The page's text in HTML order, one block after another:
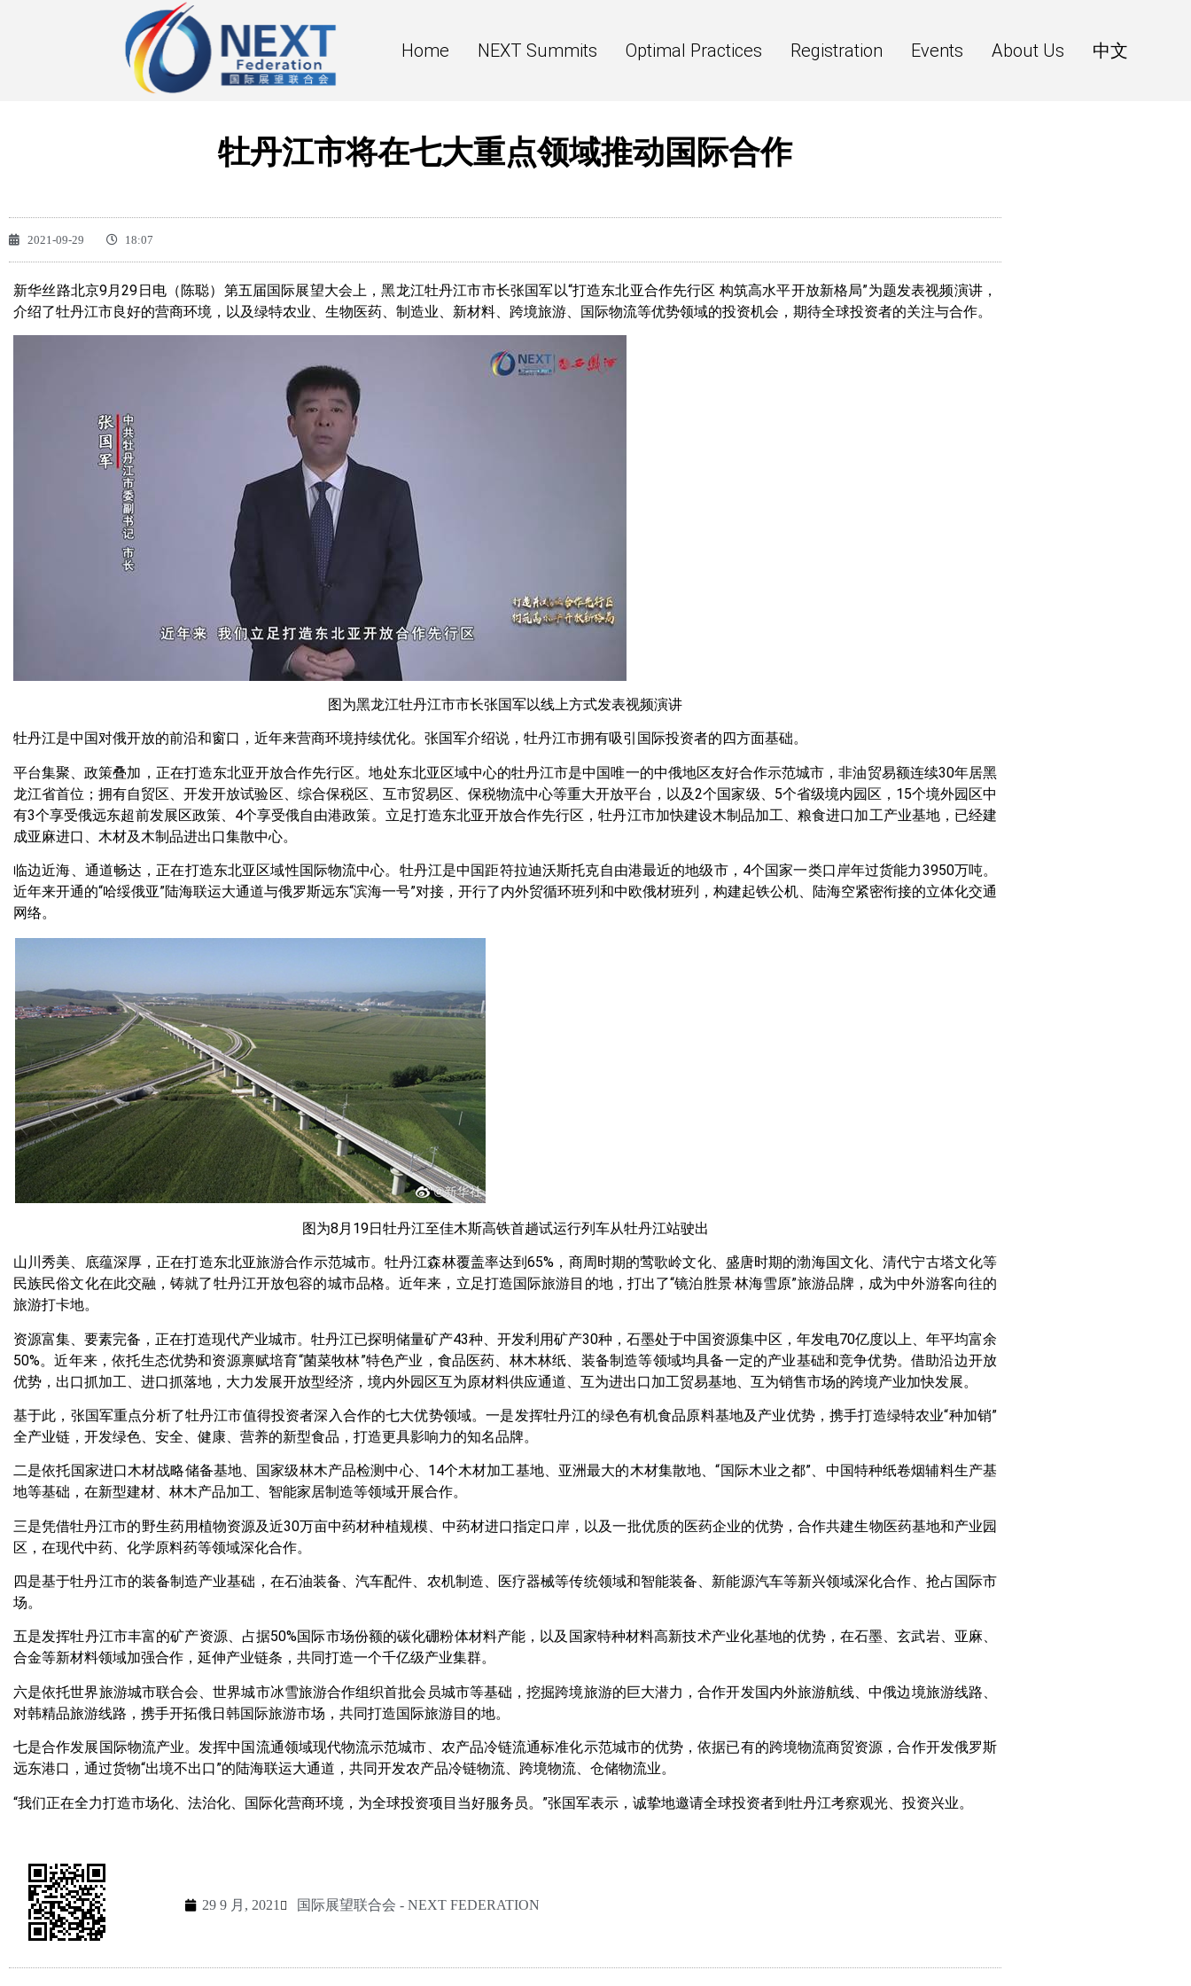
Home NEXT Summits Optimal Practices Registration Events About Us 中文
牡丹江市将在七大重点领域推动国际合作
2021-09-29 18:07
新华丝路北京9月29日电（陈聪）第五届国际展望大会上，黑龙江牡丹江市市长张国军以“打造东北亚合作先行区 构筑高水平开放新格局”为题发表视频演讲，
介绍了牡丹江市良好的营商环境，以及绿特农业、生物医药、制造业、新材料、跨境旅游、国际物流等优势领域的投资机会，期待全球投资者的关注与合作。
图为黑龙江牡丹江市市长张国军以线上方式发表视频演讲
牡丹江是中国对俄开放的前沿和窗口，近年来营商环境持续优化。张国军介绍说，牡丹江市拥有吸引国际投资者的四方面基础。
平台集聚、政策叠加，正在打造东北亚开放合作先行区。地处东北亚区域中心的牡丹江市是中国唯一的中俄地区友好合作示范城市，非油贸易额连续30年居黑
龙江省首位；拥有自贸区、开发开放试验区、综合保税区、互市贸易区、保税物流中心等重大开放平台，以及2个国家级、5个省级境内园区，15个境外园区中
有3个享受俄远东超前发展区政策、4个享受俄自由港政策。立足打造东北亚开放合作先行区，牡丹江市加快建设木制品加工、粮食进口加工产业基地，已经建
成亚麻进口、木材及木制品进出口集散中心。
临边近海、通道畅达，正在打造东北亚区域性国际物流中心。牡丹江是中国距符拉迪沃斯托克自由港最近的地级市，4个国家一类口岸年过货能力3950万吨。
近年来开通的“哈绥俄亚”陆海联运大通道与俄罗斯远东“滨海一号”对接，开行了内外贸循环班列和中欧俄材班列，构建起铁公机、陆海空紧密衔接的立体化交通
网络。
图为8月19日牡丹江至佳木斯高铁首趟试运行列车从牡丹江站驶出
山川秀美、底蕴深厚，正在打造东北亚旅游合作示范城市。牡丹江森林覆盖率达到65%，商周时期的莺歌岭文化、盛唐时期的渤海国文化、清代宁古塔文化等
民族民俗文化在此交融，铸就了牡丹江开放包容的城市品格。近年来，立足打造国际旅游目的地，打出了“镜泊胜景·林海雪原”旅游品牌，成为中外游客向往的
旅游打卡地。
资源富集、要素完备，正在打造现代产业城市。牡丹江已探明储量矿产43种、开发利用矿产30种，石墨处于中国资源集中区，年发电70亿度以上、年平均富余
50%。近年来，依托生态优势和资源禀赋培育“菌菜牧林”特色产业，食品医药、林木林纸、装备制造等领域均具备一定的产业基础和竞争优势。借助沿边开放
优势，出口抓加工、进口抓落地，大力发展开放型经济，境内外园区互为原材料供应通道、互为进出口加工贸易基地、互为销售市场的跨境产业加快发展。
基于此，张国军重点分析了牡丹江市值得投资者深入合作的七大优势领域。一是发挥牡丹江的绿色有机食品原料基地及产业优势，携手打造绿特农业“种加销”
全产业链，开发绿色、安全、健康、营养的新型食品，打造更具影响力的知名品牌。
二是依托国家进口木材战略储备基地、国家级林木产品检测中心、14个木材加工基地、亚洲最大的木材集散地、“国际木业之都”、中国特种纸卷烟辅料生产基
地等基础，在新型建材、林木产品加工、智能家居制造等领域开展合作。
三是凭借牡丹江市的野生药用植物资源及近30万亩中药材种植规模、中药材进口指定口岸，以及一批优质的医药企业的优势，合作共建生物医药基地和产业园
区，在现代中药、化学原料药等领域深化合作。
四是基于牡丹江市的装备制造产业基础，在石油装备、汽车配件、农机制造、医疗器械等传统领域和智能装备、新能源汽车等新兴领域深化合作、抢占国际市
场。
五是发挥牡丹江市丰富的矿产资源、占据50%国际市场份额的碳化硼粉体材料产能，以及国家特种材料高新技术产业化基地的优势，在石墨、玄武岩、亚麻、
合金等新材料领域加强合作，延伸产业链条，共同打造一个千亿级产业集群。
六是依托世界旅游城市联合会、世界城市冰雪旅游合作组织首批会员城市等基础，挖掘跨境旅游的巨大潜力，合作开发国内外旅游航线、中俄边境旅游线路、
对韩精品旅游线路，携手开拓俄日韩国际旅游市场，共同打造国际旅游目的地。
七是合作发展国际物流产业。发挥中国流通领域现代物流示范城市、农产品冷链流通标准化示范城市的优势，依据已有的跨境物流商贸资源，合作开发俄罗斯
远东港口，通过货物“出境不出口”的陆海联运大通道，共同开发农产品冷链物流、跨境物流、仓储物流业。
“我们正在全力打造市场化、法治化、国际化营商环境，为全球投资项目当好服务员。”张国军表示，诚挚地邀请全球投资者到牡丹江考察观光、投资兴业。
29 9 月, 2021 国际展望联合会 - NEXT FEDERATION